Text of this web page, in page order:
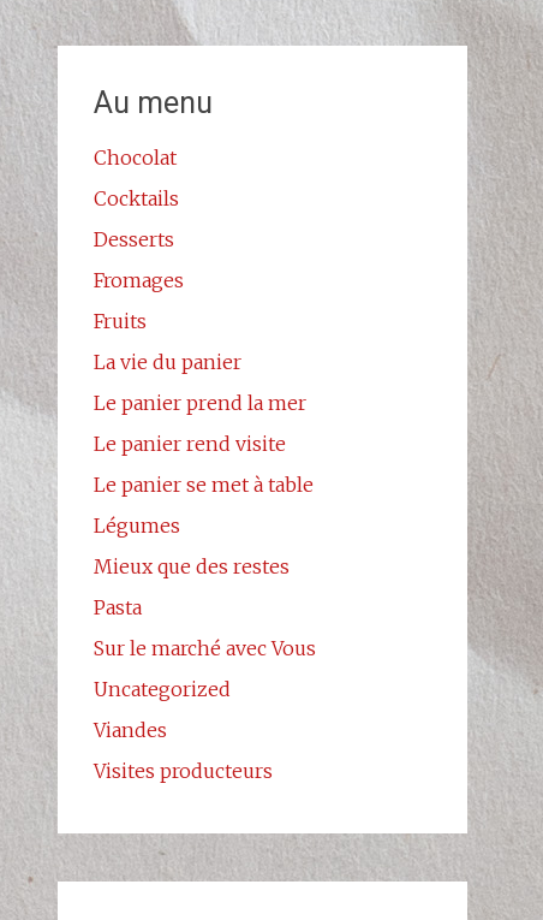
Au menu
Chocolat
Cocktails
Desserts
Fromages
Fruits
La vie du panier
Le panier prend la mer
Le panier rend visite
Le panier se met à table
Légumes
Mieux que des restes
Pasta
Sur le marché avec Vous
Uncategorized
Viandes
Visites producteurs